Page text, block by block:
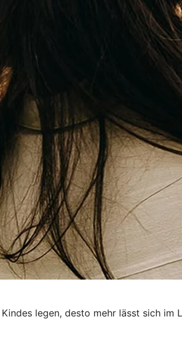
legen, desto mehr lässt sich